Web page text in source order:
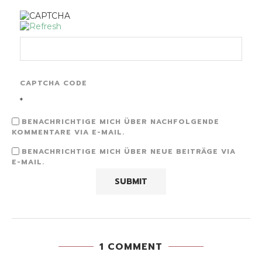
CAPTCHA CODE
*
BENACHRICHTIGE MICH ÜBER NACHFOLGENDE
KOMMENTARE VIA E-MAIL.
BENACHRICHTIGE MICH ÜBER NEUE BEITRÄGE VIA
E-MAIL.
1 COMMENT